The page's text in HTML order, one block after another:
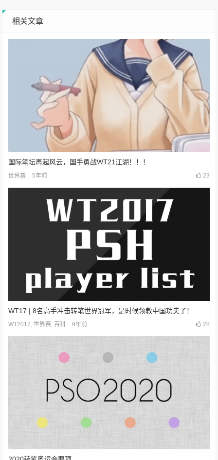
相关文章
国际笔坛再起风云，国手勇战WT21江湖！！！
世界赛 5年前 23
WT17 | 8名高手冲击转笔世界冠军，是时候领教中国功夫了！
WT2017,世界赛, 百科 9年前 28